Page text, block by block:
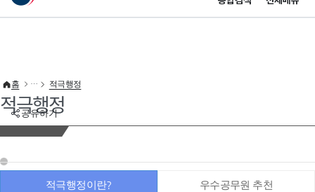
이 누리집은 대한민국 공식 전자정부 누리집입니다.
공유하기
홈 적극행정
적극행정
적극행정이란? 우수공무원 추천